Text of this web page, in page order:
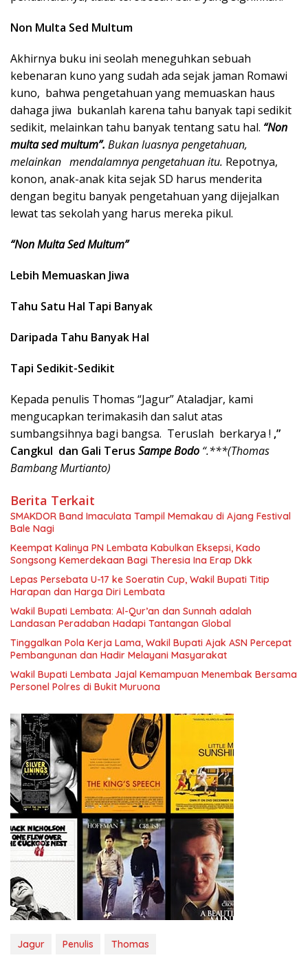
Non Multa Sed Multum
Akhirnya buku ini seolah meneguhkan sebuah
kebenaran kuno yang sudah ada sejak jaman Romawi
kuno, bahwa pengetahuan yang memuaskan haus
dahaga jiwa bukanlah karena tahu banyak tapi sedikit
sedikit, melainkan tahu banyak tentang satu hal. “Non
multa sed multum”. Bukan luasnya pengetahuan,
melainkan mendalamnya pengetahuan itu. Repotnya,
konon, anak-anak kita sejak SD harus menderita
dengan begitu banyak pengetahuan yang dijejalkan
lewat tas sekolah yang harus mereka pikul.
“Non Multa Sed Multum”
Lebih Memuaskan Jiwa
Tahu Satu Hal Tapi Banyak
Daripada Tahu Banyak Hal
Tapi Sedikit-Sedikit
Kepada penulis Thomas “Jagur” Ataladjar, kami
mengucapkan terimakasih dan salut atas
sumbangsihnya bagi bangsa. Teruslah berkarya ! ,”
Cangkul dan Gali Terus Sampe Bodo “.***(Thomas
Bambang Murtianto)
Berita Terkait
SMAKDOR Band Imaculata Tampil Memakau di Ajang Festival
Bale Nagi
Keempat Kalinya PN Lembata Kabulkan Eksepsi, Kado
Songsong Kemerdekaan Bagi Theresia Ina Erap Dkk
Lepas Persebata U-17 ke Soeratin Cup, Wakil Bupati Titip
Harapan dan Harga Diri Lembata
Wakil Bupati Lembata: Al-Qur’an dan Sunnah adalah
Landasan Peradaban Hadapi Tantangan Global
Tinggalkan Pola Kerja Lama, Wakil Bupati Ajak ASN Percepat
Pembangunan dan Hadir Melayani Masyarakat
Wakil Bupati Lembata Jajal Kemampuan Menembak Bersama
Personel Polres di Bukit Muruona
Jagur Penulis Thomas